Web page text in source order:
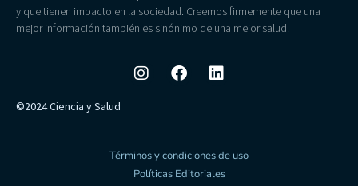
y que tienen impacto en la sociedad. Creemos firmemente que una
mejor información también es sinónimo de una mejor salud.
©2024 Ciencia y Salud
Términos y condiciones de uso
Políticas Editoriales